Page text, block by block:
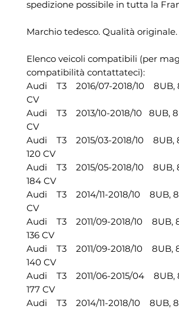
spedizione possibile in tutta la
Marchio tedesco. Qualità
Elenco veicoli compatibili (per
compatibilità contattateci):
Audi T3 2016/07-2018/10 8UB,
CV
Audi T3 2013/10-2018/10 8UB,
CV
Audi T3 2015/03-2018/10 8UB,
120 CV
Audi T3 2015/05-2018/10 8UB,
184 CV
Audi T3 2014/11-2018/10 8UB,
CV
Audi T3 2011/09-2018/10 8UB,
136 CV
Audi T3 2011/09-2018/10 8UB,
140 CV
Audi T3 2011/06-2015/04 8UB,
177 CV
Audi T3 2014/11-2018/10 8UB,